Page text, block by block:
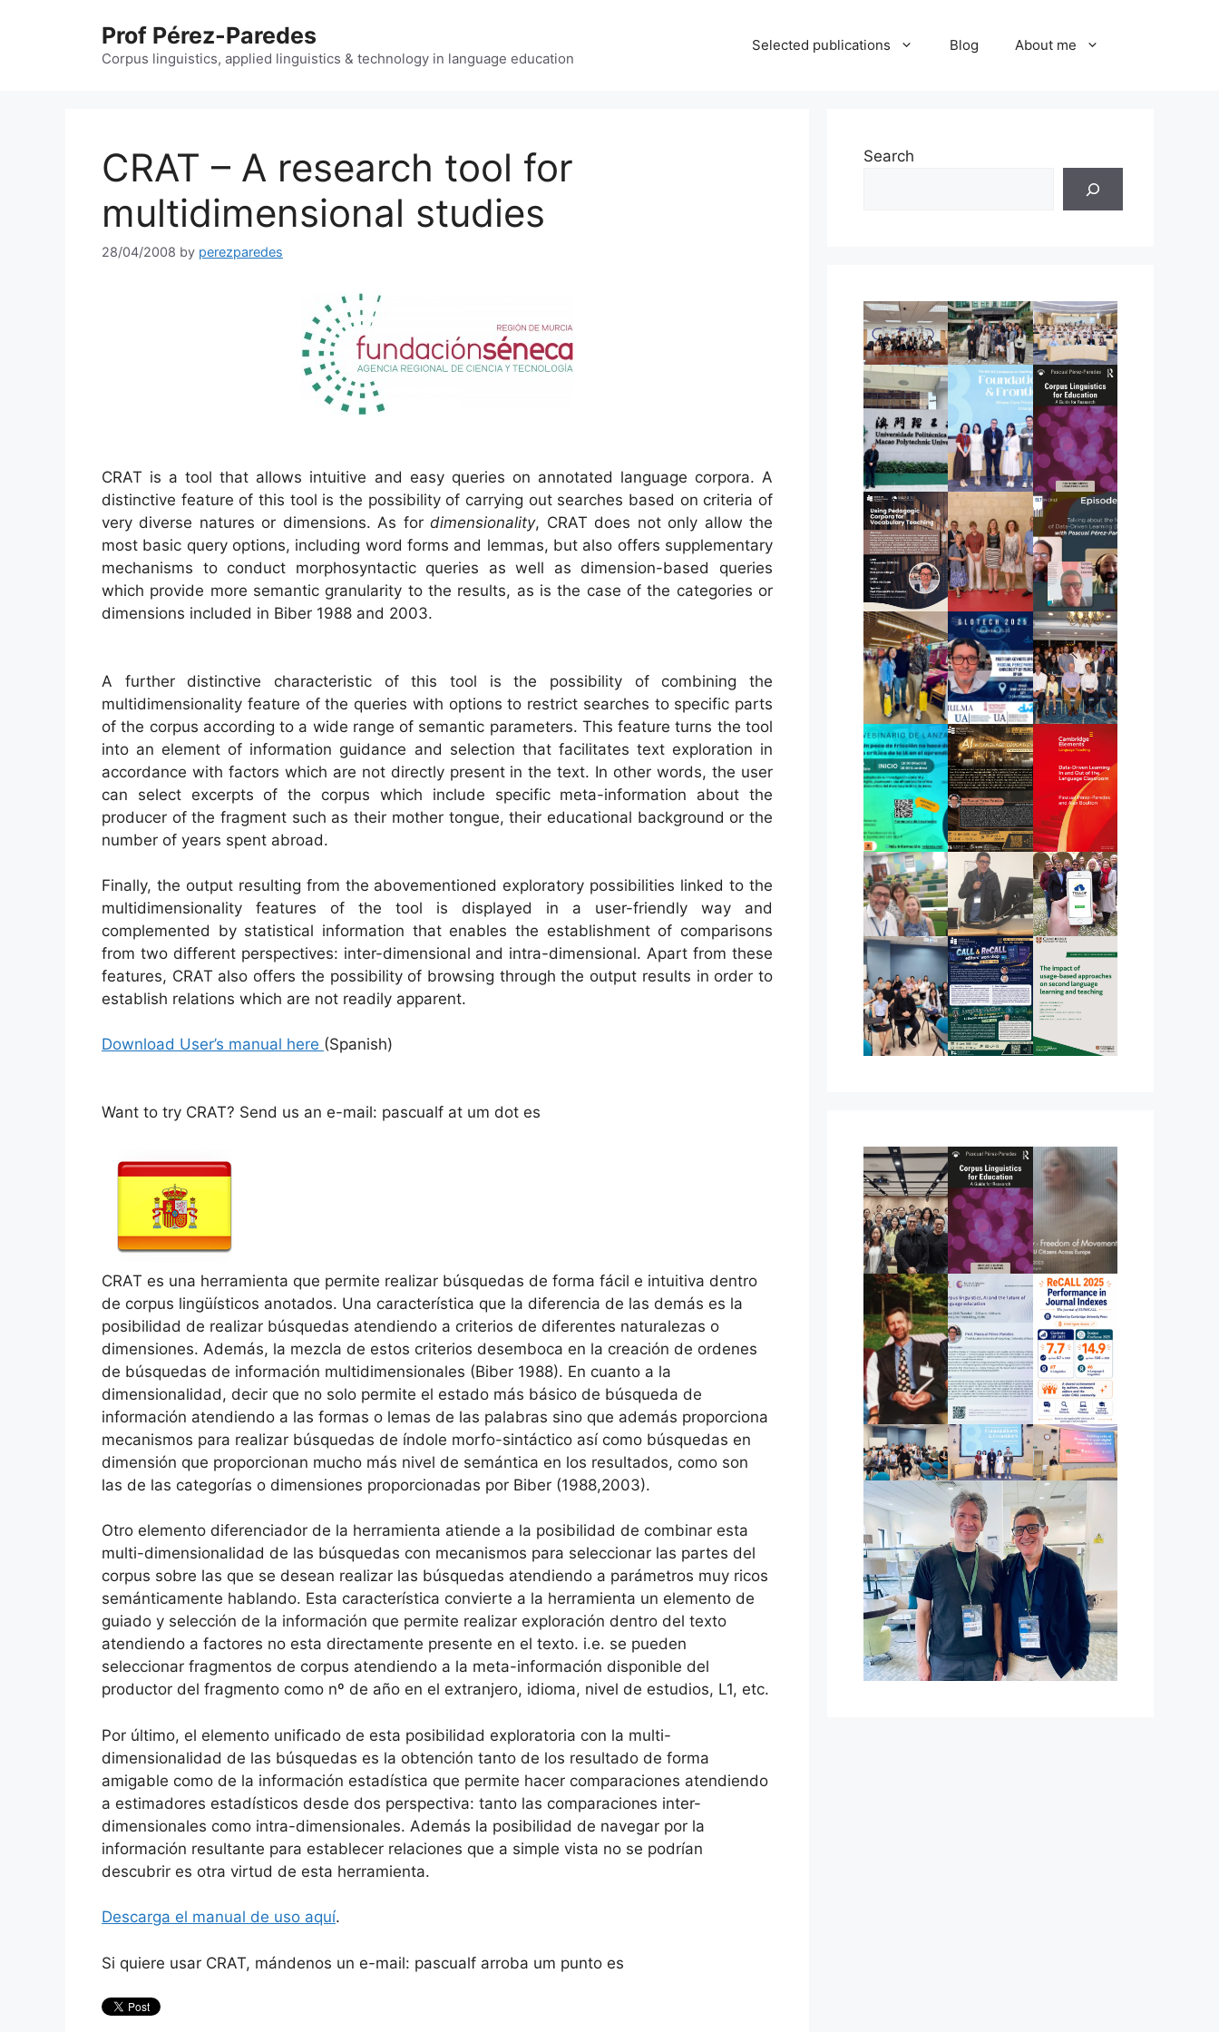
Prof Pérez-Paredes
Corpus linguistics, applied linguistics & technology in language education
Selected publications Blog About me
CRAT – A research tool for
multidimensional studies
28/04/2008 by perezparedes
CRAT is a tool that allows intuitive and easy queries on annotated language corpora. A
distinctive feature of this tool is the possibility of carrying out searches based on criteria of
very diverse natures or dimensions. As fordimensionality, CRAT does not only allow the
most basic query options, including word forms and lemmas, but also offers supplementary
mechanisms to conduct morphosyntactic queries as well as dimension-based queries
which provide more semantic granularity to the results, as is the case of the categories or
dimensions included in Biber 1988 and 2003.
A further distinctive characteristic of this tool is the possibility of combining the
multidimensionality feature of the queries with options to restrict searches to specific parts
of the corpus according to a wide range of semantic parameters. This feature turns the tool
into an element of information guidance and selection that facilitates text exploration in
accordance with factors which are not directly present in the text. In other words, the user
can select excerpts of the corpus which include specific meta-information about the
producer of the fragment such as their mother tongue, their educational background or the
number of years spent abroad.
Finally, the output resulting from the abovementioned exploratory possibilities linked to the
multidimensionality features of the tool is displayed in a user-friendly way and
complemented by statistical information that enables the establishment of comparisons
from two different perspectives: inter-dimensional and intra-dimensional. Apart from these
features, CRAT also offers the possibility of browsing through the output results in order to
establish relations which are not readily apparent.
Download User’s manual here (Spanish)
Want to try CRAT? Send us an e-mail: pascualf at um dot es
CRAT es una herramienta que permite realizar búsquedas de forma fácil e intuitiva dentro
de corpus lingüísticos anotados. Una característica que la diferencia de las demás es la
posibilidad de realizar búsquedas atendiendo a criterios de diferentes naturalezas o
dimensiones. Además, la mezcla de estos criterios desemboca en la creación de ordenes
de búsquedas de información multidimensionales (Biber 1988). En cuanto a la
dimensionalidad, decir que no solo permite el estado más básico de búsqueda de
información atendiendo a las formas o lemas de las palabras sino que además proporciona
mecanismos para realizar búsquedas de índole morfo-sintáctico así como búsquedas en
dimensión que proporcionan mucho más nivel de semántica en los resultados, como son
las de las categorías o dimensiones proporcionadas por Biber (1988,2003).
Otro elemento diferenciador de la herramienta atiende a la posibilidad de combinar esta
multi-dimensionalidad de las búsquedas con mecanismos para seleccionar las partes del
corpus sobre las que se desean realizar las búsquedas atendiendo a parámetros muy ricos
semánticamente hablando. Esta característica convierte a la herramienta un elemento de
guiado y selección de la información que permite realizar exploración dentro del texto
atendiendo a factores no esta directamente presente en el texto. i.e. se pueden
seleccionar fragmentos de corpus atendiendo a la meta-información disponible del
productor del fragmento como nº de año en el extranjero, idioma, nivel de estudios, L1, etc.
Por último, el elemento unificado de esta posibilidad exploratoria con la multi-
dimensionalidad de las búsquedas es la obtención tanto de los resultado de forma
amigable como de la información estadística que permite hacer comparaciones atendiendo
a estimadores estadísticos desde dos perspectiva: tanto las comparaciones inter-
dimensionales como intra-dimensionales. Además la posibilidad de navegar por la
información resultante para establecer relaciones que a simple vista no se podrían
descubrir es otra virtud de esta herramienta.
Descarga el manual de uso aquí.
Si quiere usar CRAT, mándenos un e-mail: pascualf arroba um punto es
Search